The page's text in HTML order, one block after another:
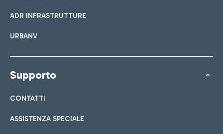
ADR INFRASTRUTTURE
URBANV
Supporto
CONTATTI
ASSISTENZA SPECIALE